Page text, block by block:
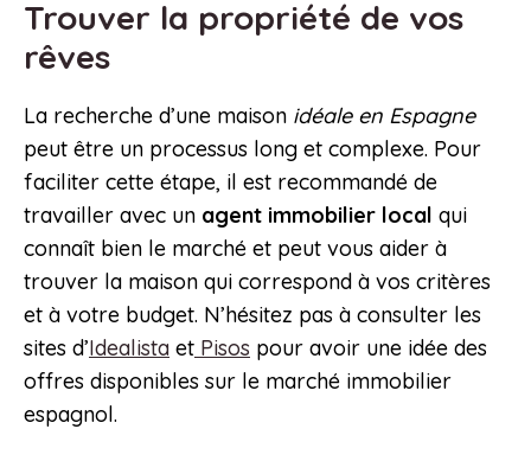
Trouver la propriété de vos
rêves
La recherche d’une maison idéale en Espagne
peut être un processus long et complexe. Pour
faciliter cette étape, il est recommandé de
travailler avec un agent immobilier local qui
connaît bien le marché et peut vous aider à
trouver la maison qui correspond à vos critères
et à votre budget. N’hésitez pas à consulter les
sites d’Idealista et Pisos pour avoir une idée des
offres disponibles sur le marché immobilier
espagnol.